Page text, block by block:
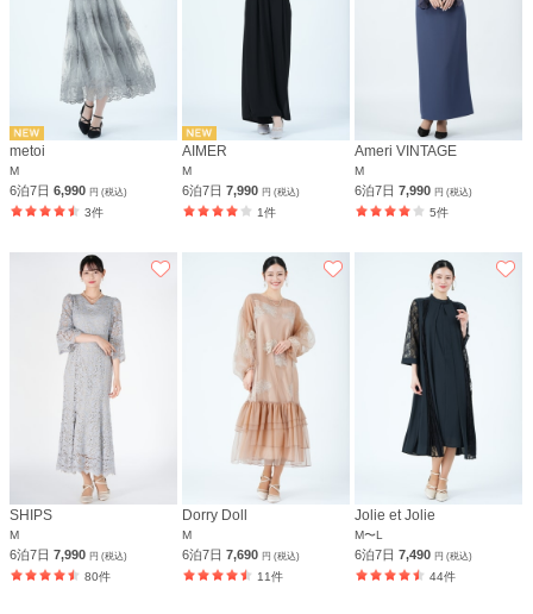
metoi
M
6泊7日 6,990 円 (税込)
3件
AIMER
M
6泊7日7,990円 (税込)
1件
Ameri VINTAGE
M
6泊7日7,990円 (税込)
5件
SHIPS
M
6泊7日 7,990 円 (税込)
80件
Dorry Doll
M
6泊7日7,690円 (税込)
11件
Jolie et Jolie
M〜L
6泊7日7,490円 (税込)
44件